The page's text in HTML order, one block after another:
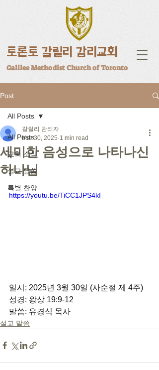
토론토 갈릴리 감리교회
Galilee Methodist Church of Toronto
Post
All Posts
교회 소식
설교 말씀
특별 찬양
All Posts
세미한 음성으로 나타나신
하나님
갈릴리 관리자
Mar 30, 2025 1 min read
https://youtu.be/TiCC1JPS4kI
일시: 2025년 3월 30일 (사순절 제 4주)
성경: 왕상 19:9-12
말씀: 유경식 목사
설교 말씀